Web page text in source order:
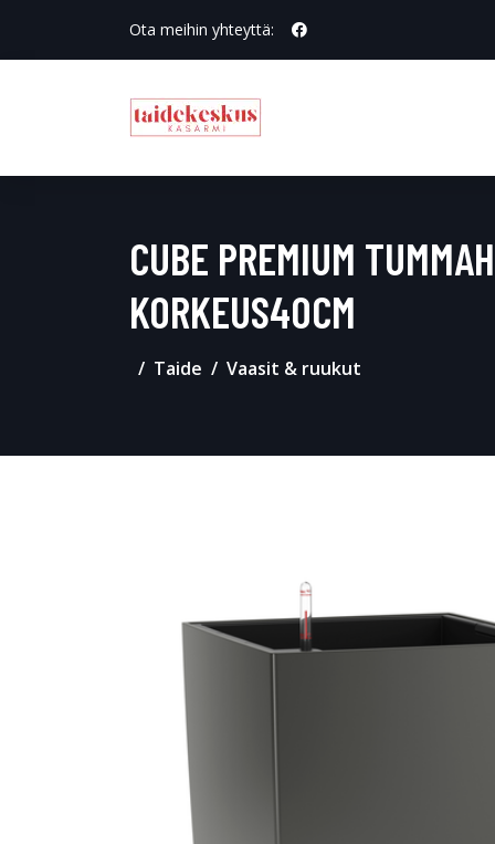
Ota meihin yhteyttä:
CUBE PREMIUM
KORKEUS40CM
Taide Vaasit & ruukut